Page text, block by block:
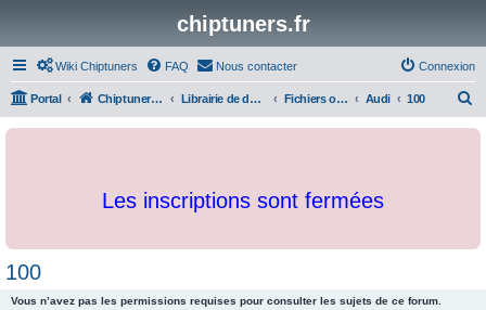
chiptuners.fr
Wiki Chiptuners FAQ Nous contacter Connexion
Portal Chiptuners.fr Librairie de documents et originaux Fichiers originaux Audi 100
c
Les inscriptions sont fermées
100
Vous n’avez pas les permissions requises pour consulter les sujets de ce forum.